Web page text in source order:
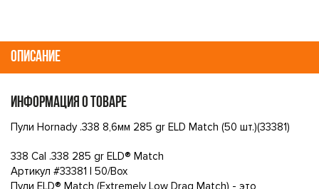
ОПИСАНИЕ
ИНФОРМАЦИЯ О ТОВАРЕ
Пули Hornady .338 8,6мм 285 gr ELD Match (50 шт.)(33381)
338 Cal .338 285 gr ELD® Match
Артикул #33381 | 50/Box
Пули ELD® Match (Extremely Low Drag Match) - это